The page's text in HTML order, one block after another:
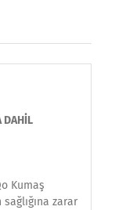
DAHİL
Kumaş
zarar